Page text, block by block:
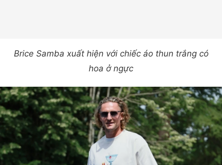
Brice Samba xuất hiện với chiếc áo thun trắng có
hoa ở ngực